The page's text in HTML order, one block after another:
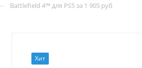
Battlefield 4™ для PS5 за 1 905 руб
Хит